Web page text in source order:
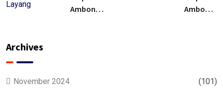
Ambon
Ambon
Archives
November 2024 (101)